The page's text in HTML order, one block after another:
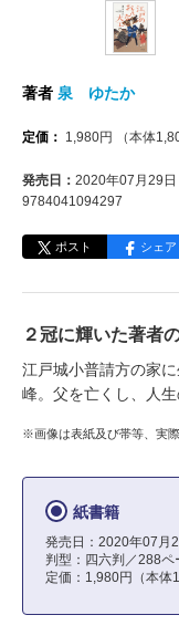
著者 泉 ゆたか
定価： 1,980円 （本体
発売日： 2020年07月29日
9784041094297
ポスト シェア
２冠に輝いた著者
江戸城小普請方の家
峰。父を亡くし、人生
※画像は表紙及び帯等、実
紙書籍
発売日：2020年07月
判型：四六判／288ペ
定価：1,980円（本体